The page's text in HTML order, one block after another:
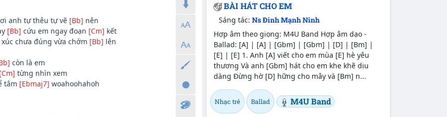
anh tự thêu tự vẽ [Bb] nên
[Bb] cứu em ngay đoạn [Cm] kết
chưa đúng vừa chớm [Bb] lên
còn là em
[Cm] từng nhìn xem
tâm [Ebmaj7] woahoohahoh
BÀI HÁT CHO EM
Sáng tác:Ns Đinh Mạnh Ninh
Hợp âm theo giọng: M4U Band Hợp âm dạo -
Ballad: [A] | [A] | [Gbm] | [Gbm] | [D] | [Bm] |
[E] | [E] 1. Anh [A] viết cho em mùa [E] hè yêu
thương Và anh [Gbm] hát cho em khe khẽ dịu
dàng Đừng hờ [D] hững cho mây và [Bm] n...
Nhạc trẻ Ballad M4U Band